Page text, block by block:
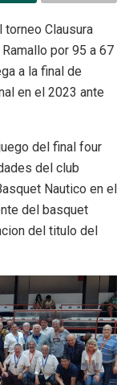
torneo Clausura
por 95 a 67
a la final de
en el 2023 ante
del final four
del club
Nautico en el
del basquet
del titulo del